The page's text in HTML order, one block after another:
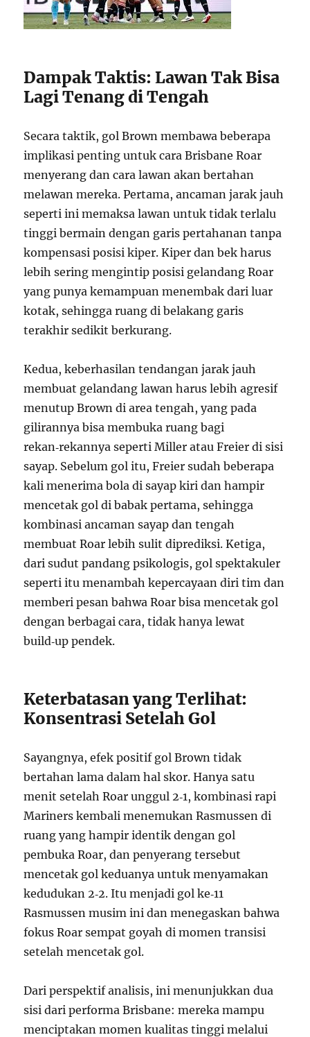
Dampak Taktis: Lawan Tak Bisa
Lagi Tenang di Tengah
Secara taktik, gol Brown membawa beberapa
implikasi penting untuk cara Brisbane Roar
menyerang dan cara lawan akan bertahan
melawan mereka. Pertama, ancaman jarak jauh
seperti ini memaksa lawan untuk tidak terlalu
tinggi bermain dengan garis pertahanan tanpa
kompensasi posisi kiper. Kiper dan bek harus
lebih sering mengintip posisi gelandang Roar
yang punya kemampuan menembak dari luar
kotak, sehingga ruang di belakang garis
terakhir sedikit berkurang.
Kedua, keberhasilan tendangan jarak jauh
membuat gelandang lawan harus lebih agresif
menutup Brown di area tengah, yang pada
gilirannya bisa membuka ruang bagi
rekan‑rekannya seperti Miller atau Freier di sisi
sayap. Sebelum gol itu, Freier sudah beberapa
kali menerima bola di sayap kiri dan hampir
mencetak gol di babak pertama, sehingga
kombinasi ancaman sayap dan tengah
membuat Roar lebih sulit diprediksi. Ketiga,
dari sudut pandang psikologis, gol spektakuler
seperti itu menambah kepercayaan diri tim dan
memberi pesan bahwa Roar bisa mencetak gol
dengan berbagai cara, tidak hanya lewat
build‑up pendek.
Keterbatasan yang Terlihat:
Konsentrasi Setelah Gol
Sayangnya, efek positif gol Brown tidak
bertahan lama dalam hal skor. Hanya satu
menit setelah Roar unggul 2‑1, kombinasi rapi
Mariners kembali menemukan Rasmussen di
ruang yang hampir identik dengan gol
pembuka Roar, dan penyerang tersebut
mencetak gol keduanya untuk menyamakan
kedudukan 2‑2. Itu menjadi gol ke‑11
Rasmussen musim ini dan menegaskan bahwa
fokus Roar sempat goyah di momen transisi
setelah mencetak gol.
Dari perspektif analisis, ini menunjukkan dua
sisi dari performa Brisbane: mereka mampu
menciptakan momen kualitas tinggi melalui